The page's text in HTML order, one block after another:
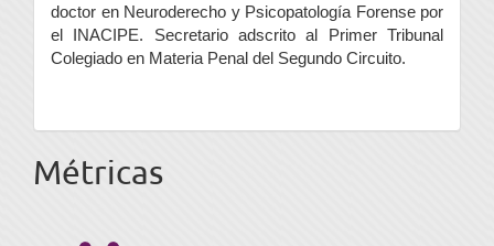
doctor en Neuroderecho y Psicopatología Forense por
el INACIPE. Secretario adscrito al Primer Tribunal
Colegiado en Materia Penal del Segundo Circuito.
Métricas